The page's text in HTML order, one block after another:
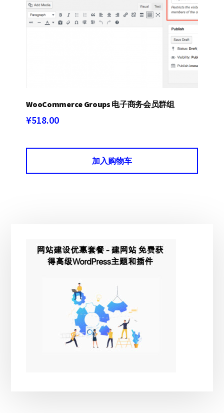
WooCommerce Groups 电子商务会员群组
¥518.00
加入购物车